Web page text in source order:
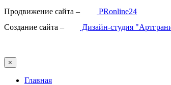
Продвижение сайта –
PRonline24
Создание сайта –
Дизайн-студия
×
Главная